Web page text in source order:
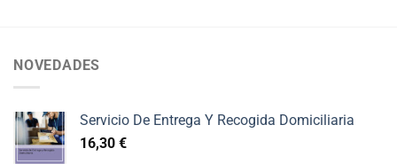
NOVEDADES
Servicio De Entrega Y Recogida Domiciliaria
16,30 €